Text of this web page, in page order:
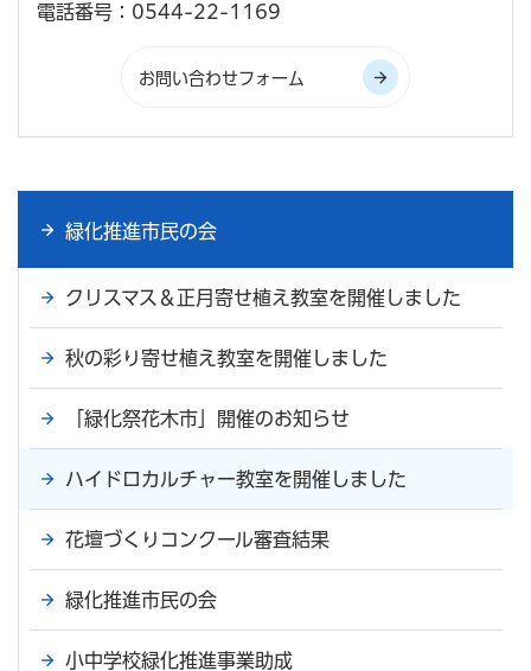
電話番号：0544-22-1169
緑化推進市民の会
クリスマス＆正月寄せ植え教室を開催しました
秋の彩り寄せ植え教室を開催しました
「緑化祭花木市」開催のお知らせ
ハイドロカルチャー教室を開催しました
花壇づくりコンクール審査結果
緑化推進市民の会
小中学校緑化推進事業助成